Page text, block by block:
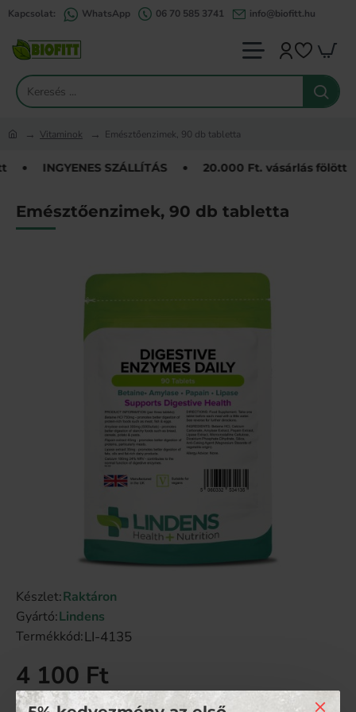
Kapcsolat: WhatsApp 06 70 585 3741 info@biofitt.hu
Keresés
Vitaminok Emésztőenzimek, 90 db tabletta
INGYENES SZÁLLÍTÁS 20.000 Ft. vásárlás fölött
Emésztőenzimek, 90 db tabletta
Készlet:Raktáron
Gyártó:Lindens
Termékkód:LI-4135
4 100 Ft
Nettó ár: 3 228 Ft